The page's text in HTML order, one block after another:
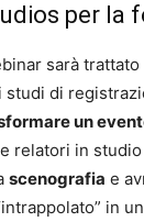
per la
sarà
studi di
un
relatori in
scenografia e
in